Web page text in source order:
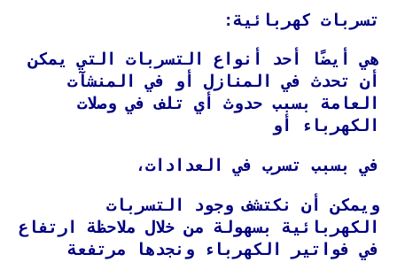
تسربات كهربائية:
هي أيضًا أحد أنواع التسربات التي يمكن
أن تحدث في المنازل أو في المنشآت
العامة بسبب حدوث أي تلف في وصلات
الكهرباء أو
في بسبب تسرب في العدادات،
ويمكن أن نكتشف وجود التسربات
الكهربائية بسهولة من خلال ملاحظة ارتفاع
في فواتير الكهرباء ونجدها مرتفعة